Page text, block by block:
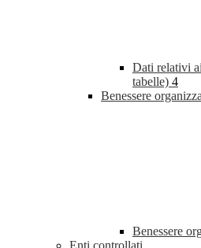
Dati relativi
tabelle) 4
Benessere
Benessere